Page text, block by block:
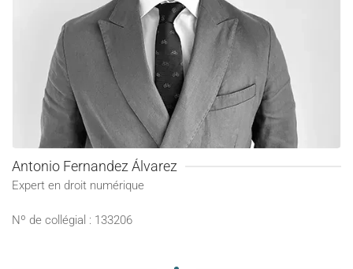
Antonio Fernandez Álvarez
Expert en droit numérique
Nº de collégial : 133206